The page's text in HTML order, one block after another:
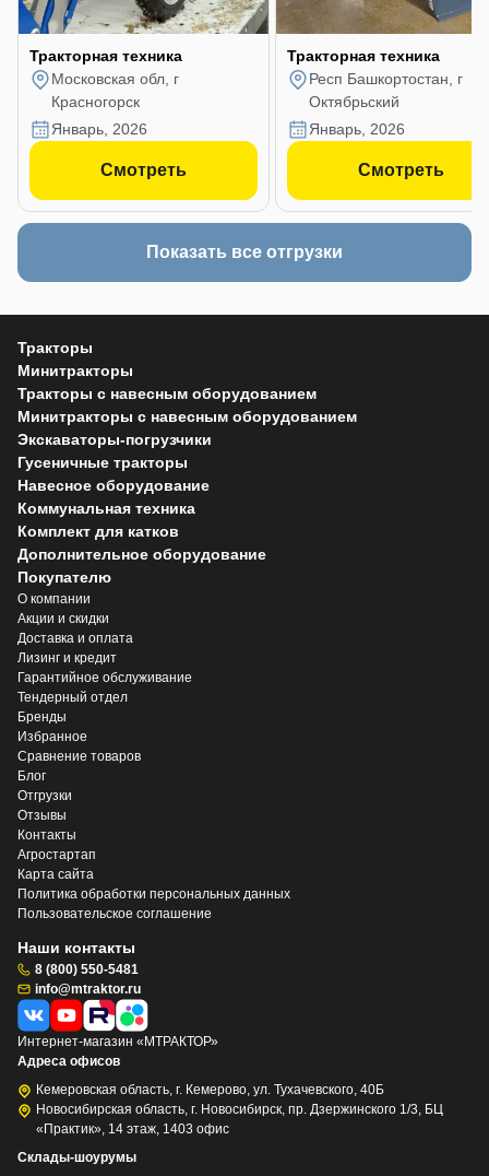
Тракторная техника
Московская обл, г
Красногорск
январь, 2026
Смотреть
Тракторная техника
Респ Башкортостан, г
Октябрьский
январь, 2026
Смотреть
Показать все отгрузки
Тракторы
Минитракторы
Тракторы с навесным оборудованием
Минитракторы с навесным оборудованием
Экскаваторы-погрузчики
Гусеничные тракторы
Навесное оборудование
Коммунальная техника
Комплект для катков
Дополнительное оборудование
Покупателю
О компании
Акции и скидки
Доставка и оплата
Лизинг и кредит
Гарантийное обслуживание
Тендерный отдел
Бренды
Избранное
Сравнение товаров
Блог
Отгрузки
Отзывы
Контакты
Агростартап
Карта сайта
Политика обработки персональных данных
Пользовательское соглашение
Наши контакты
8 (800) 550-5481
info@mtraktor.ru
Интернет-магазин «МТРАКТОР»
Адреса офисов
Кемеровская область, г. Кемерово, ул. Тухачевского, 40Б
Новосибирская область, г. Новосибирск, пр. Дзержинского 1/3, БЦ
«Практик», 14 этаж, 1403 офис
Склады-шоурумы